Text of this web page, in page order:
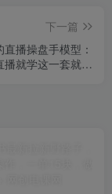
下一篇
播操盘手模型：
播就学这一套就够